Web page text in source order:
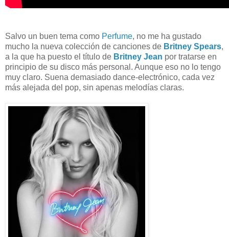
Salvo un buen tema como Perfume, no me ha gustado
mucho la nueva colección de canciones de Britney Spears,
a la que ha puesto el título de Britney Jean por tratarse en
principio de su disco más personal. Aunque eso no lo tengo
muy claro. Suena demasiado dance-electrónico, cada vez
más alejada del pop, sin apenas melodías claras.